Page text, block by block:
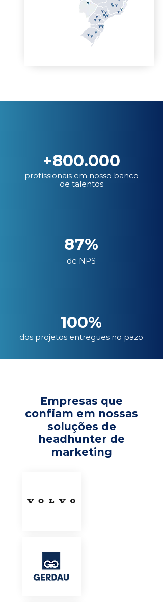
+800.000
profissionais em nosso banco
de talentos
87%
de NPS
100%
dos projetos entregues no pazo
Empresas que
confiam em nossas
soluções de
headhunter de
marketing